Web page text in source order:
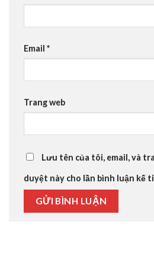
Email *
Trang web
Lưu tên của tôi, email, và
duyệt này cho lần bình luận kế